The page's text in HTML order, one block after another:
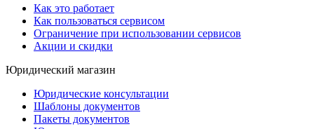
Как это работает
Как пользоваться сервисом
Ограничение при использовании сервисов
Акции и скидки
Юридический магазин
Юридические консультации
Шаблоны документов
Пакеты документов